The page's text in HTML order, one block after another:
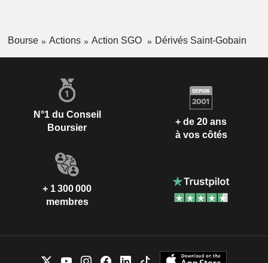
Bourse Actions Action SGO Dérivés Saint-Gobain
N°1 du Conseil
Boursier
+ de 20 ans
à vos côtés
+ 1 300 000
membres